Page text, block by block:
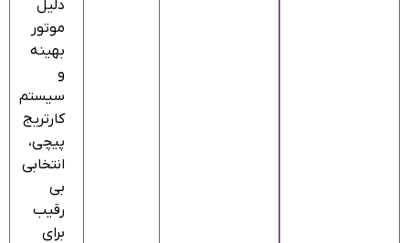
دلیل
موتور
بهینه
و
سیستم
کارتریج
پیچی،
انتخابی
بی‌
رقیب
برای